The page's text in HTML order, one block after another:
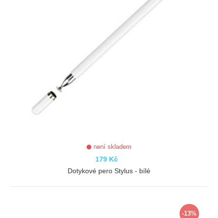
není skladem
179 Kč
Dotykové pero Stylus - bílé
-13%